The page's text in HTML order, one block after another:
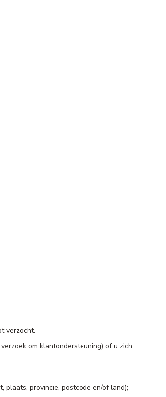
verzocht.
om klantondersteuning) of u zich
plaats, provincie, postcode en/of land);